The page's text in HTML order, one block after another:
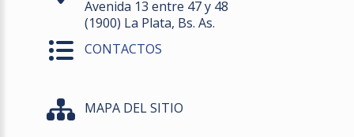
Avenida 13 entre 47 y 48
(1900) La Plata, Bs. As.
CONTACTOS
MAPA DEL SITIO